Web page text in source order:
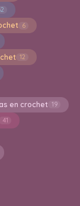
6
12
en crochet 19
41